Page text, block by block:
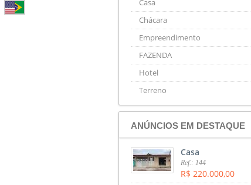
Casa
Chácara
Empreendimento
FAZENDA
Hotel
Terreno
ANÚNCIOS EM DESTAQUE
, Casa
Ref.: 144
R$ 220.000,00